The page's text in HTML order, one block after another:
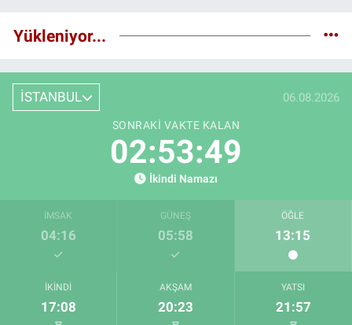
Yükleniyor...
İSTANBUL 06.08.2026
SONRAKI VAKTE KALAN
02:53:48
İkindi Namazı
İMSAK
04:16
GÜNEŞ
05:58
ÖĞLE
13:15
İKINDI
17:08
AKŞAM
20:23
YATSI
21:57